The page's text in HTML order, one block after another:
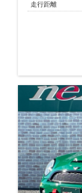
走行距離